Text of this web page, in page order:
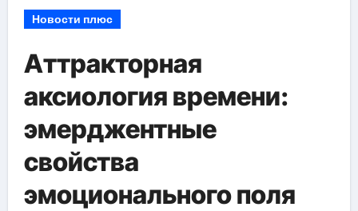
Новости плюс
Аттракторная
аксиология времени:
эмерджентные
свойства
эмоционального поля